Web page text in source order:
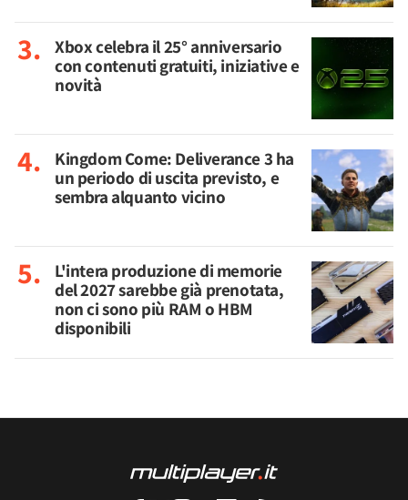
Xbox celebra il 25° anniversario
con contenuti gratuiti, iniziative e
novità
Kingdom Come: Deliverance 3 ha
un periodo di uscita previsto, e
sembra alquanto vicino
L'intera produzione di memorie
del 2027 sarebbe già prenotata,
non ci sono più RAM o HBM
disponibili